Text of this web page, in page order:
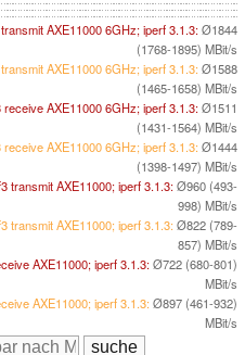
AXE11000 6GHz; iperf 3.1.3:Ø1844
(1768-1895) MBit/s
AXE11000 6GHz; iperf 3.1.3:Ø1588
(1465-1658) MBit/s
AXE11000 6GHz; iperf 3.1.3:Ø1511
(1431-1564) MBit/s
AXE11000 6GHz; iperf 3.1.3:Ø1444
(1398-1497) MBit/s
transmit AXE11000; iperf 3.1.3:Ø960 (493-
998) MBit/s
transmit AXE11000; iperf 3.1.3:Ø822 (789-
857) MBit/s
AXE11000; iperf 3.1.3:Ø722 (680-801)
MBit/s
AXE11000; iperf 3.1.3:Ø897 (461-932)
MBit/s